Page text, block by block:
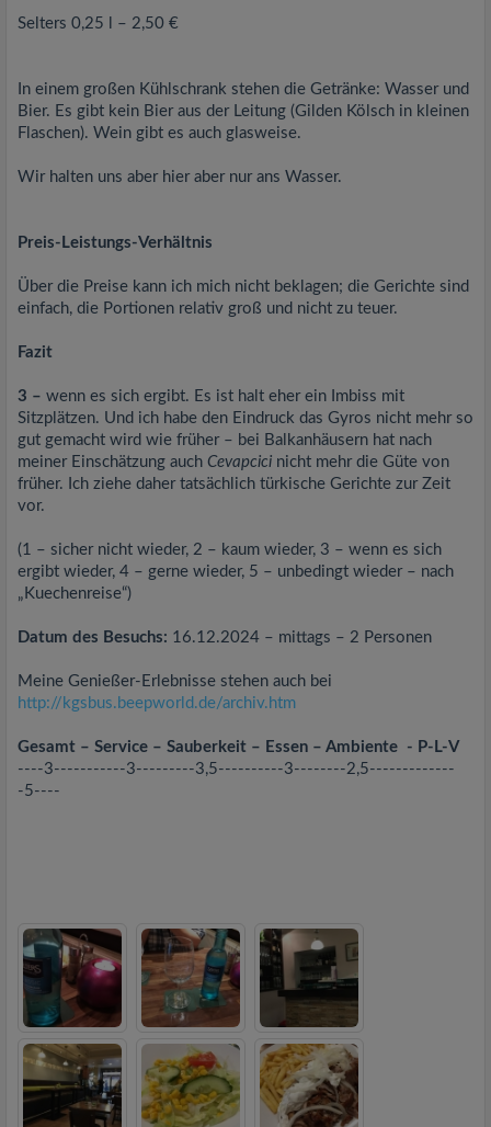
Selters 0,25 l – 2,50 €
In einem großen Kühlschrank stehen die Getränke: Wasser und
Bier. Es gibt kein Bier aus der Leitung (Gilden Kölsch in kleinen
Flaschen). Wein gibt es auch glasweise.
Wir halten uns aber hier aber nur ans Wasser.
Preis-Leistungs-Verhältnis
Über die Preise kann ich mich nicht beklagen; die Gerichte sind
einfach, die Portionen relativ groß und nicht zu teuer.
Fazit
3 – wenn es sich ergibt. Es ist halt eher ein Imbiss mit
Sitzplätzen. Und ich habe den Eindruck das Gyros nicht mehr so
gut gemacht wird wie früher – bei Balkanhäusern hat nach
meiner Einschätzung auch Cevapcici nicht mehr die Güte von
früher. Ich ziehe daher tatsächlich türkische Gerichte zur Zeit
vor.
(1 – sicher nicht wieder, 2 – kaum wieder, 3 – wenn es sich
ergibt wieder, 4 – gerne wieder, 5 – unbedingt wieder – nach
„Kuechenreise“)
Datum des Besuchs: 16.12.2024 – mittags – 2 Personen
Meine Genießer-Erlebnisse stehen auch bei
http://kgsbus.beepworld.de/archiv.htm
Gesamt – Service – Sauberkeit – Essen – Ambiente - P-L-V
----3-----------3---------3,5----------3--------2,5-------------
-5----